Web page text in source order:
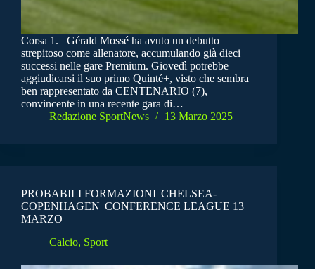
Corsa 1. Gérald Mossé ha avuto un debutto
strepitoso come allenatore, accumulando già dieci
successi nelle gare Premium. Giovedì potrebbe
aggiudicarsi il suo primo Quinté+, visto che sembra
ben rappresentato da CENTENARIO (7),
convincente in una recente gara di…
Redazione SportNews
13 Marzo 2025
PROBABILI FORMAZIONI| CHELSEA-
COPENHAGEN| CONFERENCE LEAGUE 13
MARZO
Calcio, Sport